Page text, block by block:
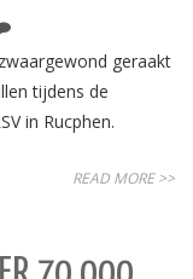
geraakt
tijdens de
in Rucphen.
READ MORE >>